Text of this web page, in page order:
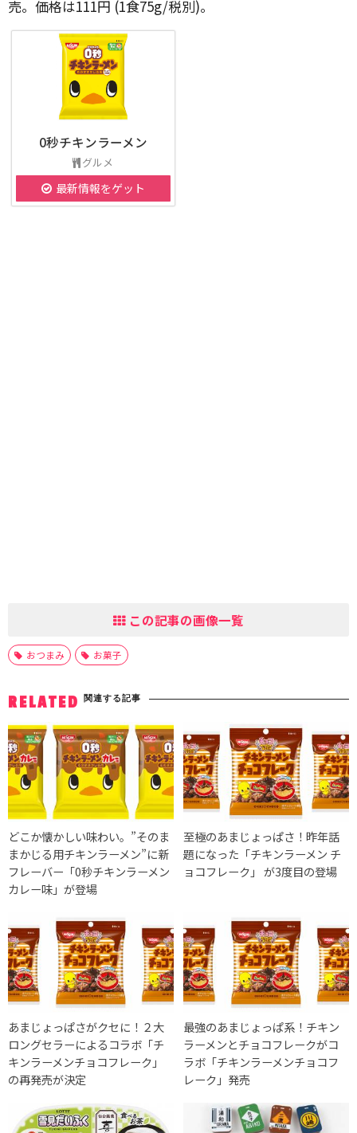
売。価格は111円 (1食75g/税別)。
0秒チキンラーメン
グルメ
最新情報をゲット
この記事の画像一覧
おつまみ お菓子
RELATED 関連する記事
どこか懐かしい味わい。”そのま
まかじる用チキンラーメン”に新
フレーバー「0秒チキンラーメン
カレー味」が登場
至極のあまじょっぱさ！昨年話
題になった「チキンラーメン チ
ョコフレーク」 が3度目の登場
あまじょっぱさがクセに！２大
ロングセラーによるコラボ「チ
キンラーメンチョコフレーク」
の再発売が決定
最強のあまじょっぱ系！チキン
ラーメンとチョコフレークがコ
ラボ「チキンラーメンチョコフ
レーク」発売